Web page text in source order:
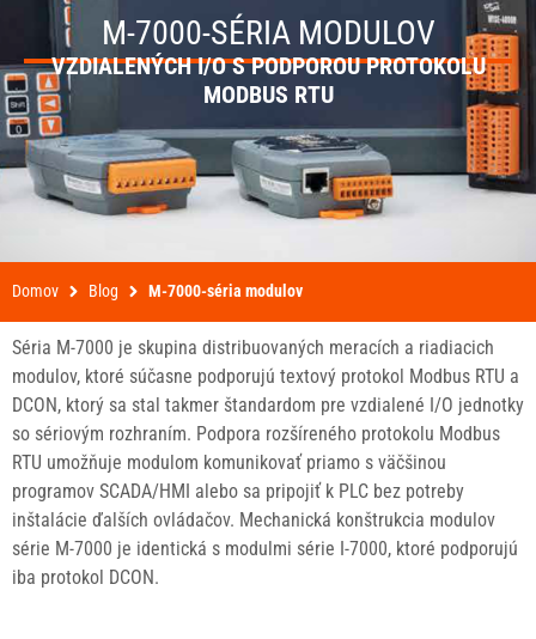
M-7000-SÉRIA MODULOV
VZDIALENÝCH I/O S PODPOROU PROTOKOLU
MODBUS RTU
Domov Blog M-7000-séria modulov
Séria M-7000 je skupina distribuovaných meracích a riadiacich
modulov, ktoré súčasne podporujú textový protokol Modbus RTU a
DCON, ktorý sa stal takmer štandardom pre vzdialené I/O jednotky
so sériovým rozhraním. Podpora rozšíreného protokolu Modbus
RTU umožňuje modulom komunikovať priamo s väčšinou
programov SCADA/HMI alebo sa pripojiť k PLC bez potreby
inštalácie ďalších ovládačov. Mechanická konštrukcia modulov
série M-7000 je identická s modulmi série I-7000, ktoré podporujú
iba protokol DCON.